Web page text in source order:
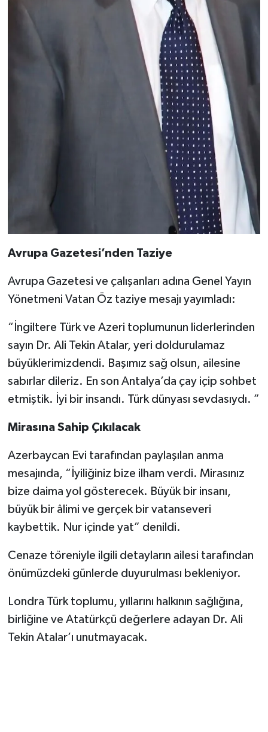
Avrupa Gazetesi’nden Taziye
Avrupa Gazetesi ve çalışanları adına Genel Yayın
Yönetmeni Vatan Öz taziye mesajı yayımladı:
⁠“İngiltere Türk ve Azeri toplumunun liderlerinden
sayın Dr. Ali Tekin Atalar, yeri doldurulamaz
büyüklerimizdendi. Başımız sağ olsun, ailesine
sabırlar dileriz. En son Antalya’da çay içip sohbet
etmiştik. İyi bir insandı. Türk dünyası sevdasıydı. ”
Mirasına Sahip Çıkılacak
Azerbaycan Evi tarafından paylaşılan anma
mesajında, “İyiliğiniz bize ilham verdi. Mirasınız
bize daima yol gösterecek. Büyük bir insanı,
büyük bir âlimi ve gerçek bir vatanseveri
kaybettik. Nur içinde yat” denildi.
Cenaze töreniyle ilgili detayların ailesi tarafından
önümüzdeki günlerde duyurulması bekleniyor.
Londra Türk toplumu, yıllarını halkının sağlığına,
birliğine ve Atatürkçü değerlere adayan Dr. Ali
Tekin Atalar’ı unutmayacak.